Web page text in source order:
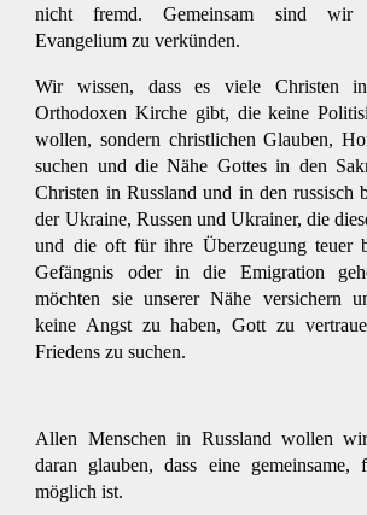
nicht fremd. Gemeinsam sind wir
Evangelium zu verkünden.
Wir wissen, dass es viele Christen
Orthodoxen Kirche gibt, die keine
wollen, sondern christlichen Glauben,
suchen und die Nähe Gottes in den
Christen in Russland und in den russisch
der Ukraine, Russen und Ukrainer, die
und die oft für ihre Überzeugung teuer
Gefängnis oder in die Emigration
möchten sie unserer Nähe versichern
keine Angst zu haben, Gott zu
Friedens zu suchen.
Allen Menschen in Russland wollen
daran glauben, dass eine gemeinsame,
möglich ist.